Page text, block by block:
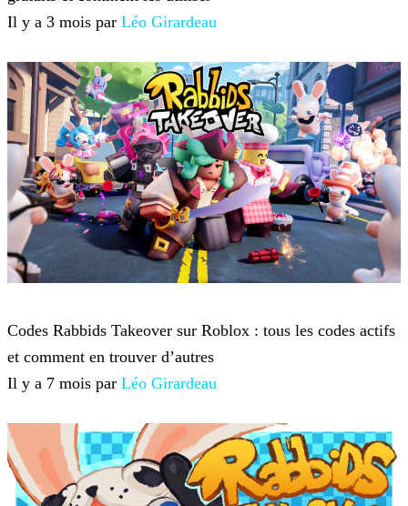
Il y a 3 mois par Léo Girardeau
Codes Rabbids Takeover sur Roblox : tous les codes actifs
et comment en trouver d’autres
Il y a 7 mois par Léo Girardeau